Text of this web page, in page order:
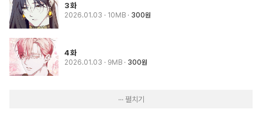
3화
2026.01.03 · 10MB 300원
4화
2026.01.03 · 9MB 300원
··· 펼치기